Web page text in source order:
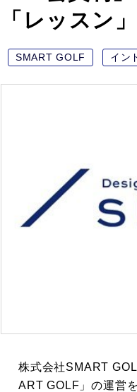
「レッスン
SMART GOLF イン
株式会社SMART
ART GOLF」の運営